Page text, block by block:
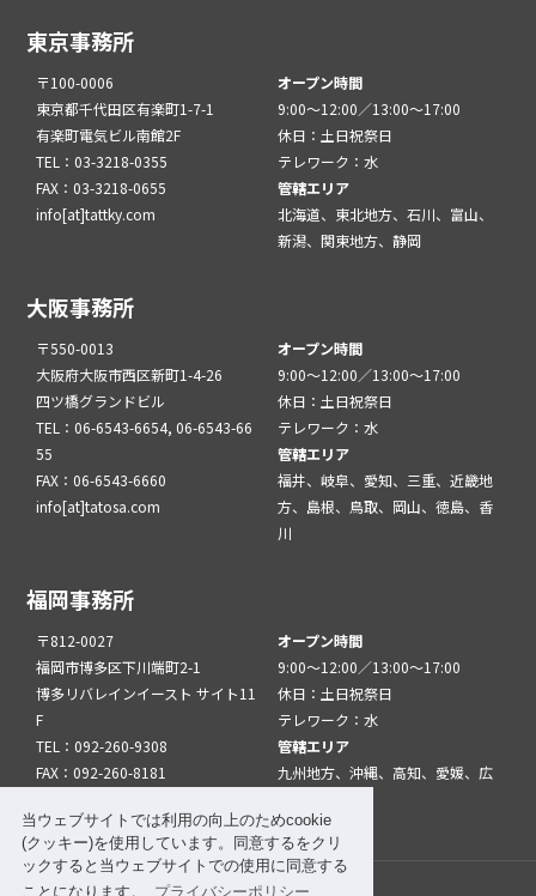
当ウェブサイトでは利用の向上のためcookie
(クッキー)を使用しています。同意するをクリ
ックすると当ウェブサイトでの使用に同意する
ことになります。
プライバシーポリシー
東京事務所
〒100-0006
東京都千代田区有楽町1-7-1
有楽町電気ビル南館2F
TEL：03-3218-0355
FAX：03-3218-0655
info[at]tattky.com
オープン時間
9:00～12:00／13:00～17:00
休日：土日祝祭日
テレワーク：水
管轄エリア
北海道、東北地方、石川、富山、
新潟、関東地方、静岡
大阪事務所
〒550-0013
大阪府大阪市西区新町1-4-26
四ツ橋グランドビル
TEL：06-6543-6654, 06-6543-66
55
FAX：06-6543-6660
info[at]tatosa.com
オープン時間
9:00～12:00／13:00～17:00
休日：土日祝祭日
テレワーク：水
管轄エリア
福井、岐阜、愛知、三重、近畿地
方、島根、鳥取、岡山、徳島、香
川
福岡事務所
〒812-0027
福岡市博多区下川端町2-1
博多リバレインイースト サイト11
F
TEL：092-260-9308
FAX：092-260-8181
オープン時間
9:00～12:00／13:00～17:00
休日：土日祝祭日
テレワーク：水
管轄エリア
九州地方、沖縄、高知、愛媛、広